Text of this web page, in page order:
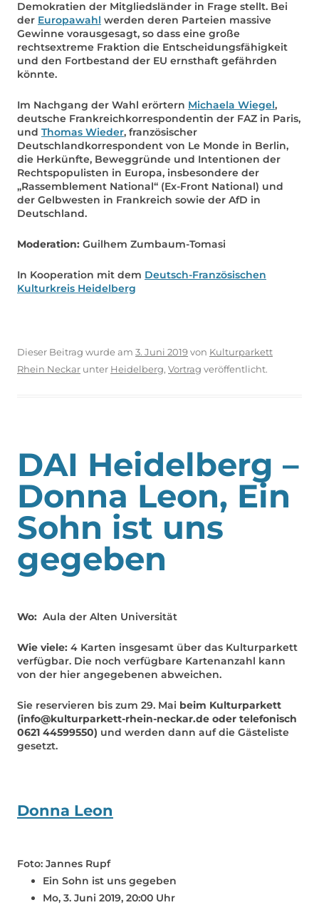
Demokratien der Mitgliedsländer in Frage stellt. Bei
der Europawahl werden deren Parteien massive
Gewinne vorausgesagt, so dass eine große
rechtsextreme Fraktion die Entscheidungsfähigkeit
und den Fortbestand der EU ernsthaft gefährden
könnte.
Im Nachgang der Wahl erörtern Michaela Wiegel,
deutsche Frankreichkorrespondentin der FAZ in Paris,
und Thomas Wieder, französischer
Deutschlandkorrespondent von Le Monde in Berlin,
die Herkünfte, Beweggründe und Intentionen der
Rechtspopulisten in Europa, insbesondere der
„Rassemblement National“ (Ex-Front National) und
der Gelbwesten in Frankreich sowie der AfD in
Deutschland.
Moderation: Guilhem Zumbaum-Tomasi
In Kooperation mit dem Deutsch-Französischen
Kulturkreis Heidelberg
Dieser Beitrag wurde am 3. Juni 2019von Kulturparkett
Rhein Neckar unter Heidelberg, Vortrag veröffentlicht.
DAI Heidelberg –
Donna Leon, Ein
Sohn ist uns
gegeben
Wo: Aula der Alten Universität
Wie viele: 4 Karten insgesamt über das Kulturparkett
verfügbar. Die noch verfügbare Kartenanzahl kann
von der hier angegebenen abweichen.
Sie reservieren bis zum 29. Mai beim Kulturparkett
(info@kulturparkett-rhein-neckar.de oder telefonisch
0621 44599550) und werden dann auf die Gästeliste
gesetzt.
Donna Leon
Foto: Jannes Rupf
Ein Sohn ist uns gegeben
Mo, 3. Juni 2019, 20:00 Uhr